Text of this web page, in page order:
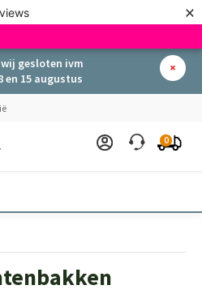
×
gesloten ivm
en 15 augustus
0